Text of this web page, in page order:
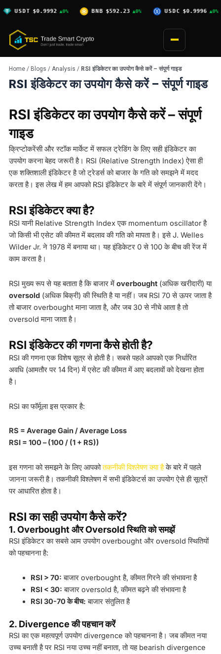
content
$0.9992 ▲0% BNB $592.23 ▲0% USDC $0.9996 ▲0% XRP
Home/ Blogs / Analysis / RSI इंडिकेटर का उपयोग कैसे करें – संपूर्ण गाइड
RSI इंडिकेटर का उपयोग कैसे करें – संपूर्ण गाइड
RSI इंडिकेटर का उपयोग कैसे करें – संपूर्ण
गाइड
क्रिप्टोकरेंसी और स्टॉक मार्केट में सफल ट्रेडिंग के लिए सही इंडिकेटर का
उपयोग करना बेहद जरूरी है। RSI (Relative Strength Index) ऐसा ही
एक शक्तिशाली इंडिकेटर है जो ट्रेडर्स को बाजार के गति को समझने में मदद
करता है। इस लेख में हम आपको RSI इंडिकेटर के बारे में संपूर्ण जानकारी देंगे।
RSI इंडिकेटर क्या है?
RSI यानी Relative Strength Index एक momentum oscillator है
जो किसी भी एसेट की कीमत में बदलाव की गति को मापता है। इसे J. Welles
Wilder Jr. ने 1978 में बनाया था। यह इंडिकेटर 0 से 100 के बीच की रेंज में
काम करता है।
RSI मुख्य रूप से यह बताता है कि बाजार में overbought(अधिक खरीदारी) या
oversold(अधिक बिक्री) की स्थिति है या नहीं। जब RSI 70 से ऊपर जाता है
तो बाजार overbought माना जाता है, और जब 30 से नीचे आता है तो
oversold माना जाता है।
RSI इंडिकेटर की गणना कैसे होती है?
RSI की गणना एक विशेष सूत्र से होती है। सबसे पहले आपको एक निर्धारित
अवधि (आमतौर पर 14 दिन) में एसेट की कीमत में आए बदलावों को देखना होता
है।
RSI का फॉर्मूला इस प्रकार है:
RS = Average Gain / Average Loss
RSI = 100 – (100 / (1 + RS))
इस गणना को समझने के लिए आपकोतकनीकी विश्लेषण क्या हैके बारे में पहले
जानना जरूरी है। तकनीकी विश्लेषण में सभी इंडिकेटर्स का उपयोग ऐसे ही सूत्रों
पर आधारित होता है।
RSI का सही उपयोग कैसे करें?
1. Overbought और Oversold स्थिति को समझें
RSI इंडिकेटर का सबसे आम उपयोग overbought और oversold स्थितियों
को पहचानना है:
RSI > 70: बाजार overbought है, कीमत गिरने की संभावना है
RSI < 30: बाजार oversold है, कीमत बढ़ने की संभावना है
RSI 30-70 के बीच: बाजार संतुलित है
2. Divergence की पहचान करें
RSI का एक महत्वपूर्ण उपयोग divergence को पहचानना है। जब कीमत नया
उच्च बनाती है पर RSI नया उच्च नहीं बनाता, तो यह bearish divergence